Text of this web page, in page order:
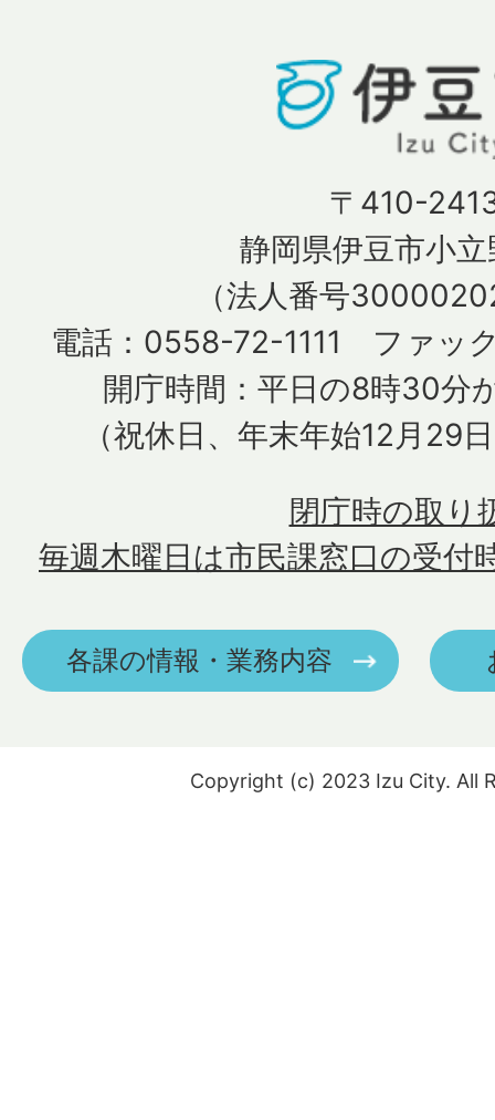
〒410-
静岡県伊豆市小
（法人番号
電話：0558-72-1111 ファッ
開庁時間：平日の8時30分
（祝休日、年末年始12月29
毎週木曜日は市民課窓口の受付
閉庁時の取り
各課の情報・業務内容
Copyright (c) 2023 Izu City. All